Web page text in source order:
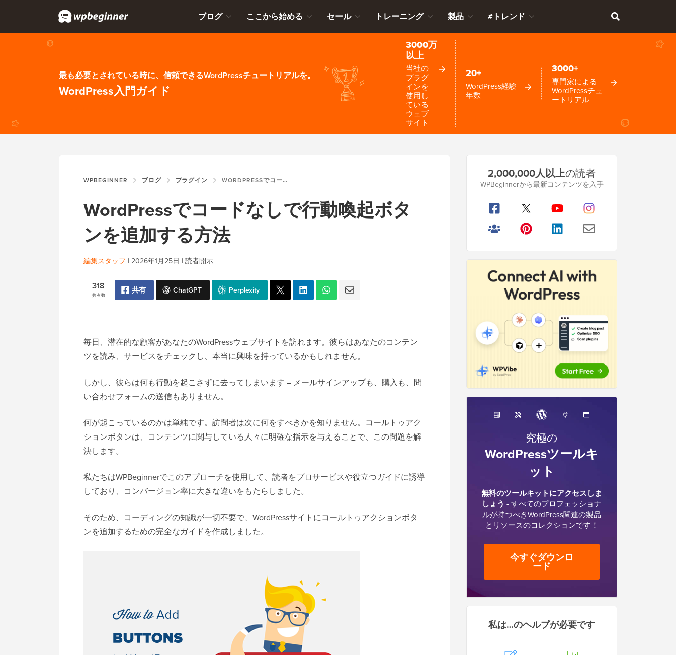
ブログ ここから始める セール トレーニング 製品 #トレンド
最も必要とされている時に、信頼できるWordPressチュートリアルを。
WordPress入門ガイド
3000万
以上
当社の
プラグ
インを
使用し
ている
ウェブ
サイト
20+
WordPress経験
年数
3000+
専門家による
WordPressチュ
ートリアル
WPBEGINNER ブログ プラグイン WORDPRESSでコードなしで行動喚起ボタンを追加する方法
WordPressでコードなしで行動喚起ボタ
ンを追加する方法
編集スタッフ | 2026年1月25日 | 読者開示
共有数
318 共有 ChatGPT Perplexity
毎日、潜在的な顧客があなたのWordPressウェブサイトを訪れます。彼らはあなたのコンテン
ツを読み、サービスをチェックし、本当に興味を持っているかもしれません。
しかし、彼らは何も行動を起こさずに去ってしまいます – メールサインアップも、購入も、問
い合わせフォームの送信もありません。
何が起こっているのかは単純です。訪問者は次に何をすべきかを知りません。コールトゥアク
ションボタンは、コンテンツに関与している人々に明確な指示を与えることで、この問題を解
決します。
私たちはWPBeginnerでこのアプローチを使用して、読者をプロサービスや役立つガイドに誘導
しており、コンバージョン率に大きな違いをもたらしました。
そのため、コーディングの知識が一切不要で、WordPressサイトにコールトゥアクションボタ
ンを追加するための完全なガイドを作成しました。
サ
ー
2,000,000人以上の読者
WPBeginnerから最新コンテンツを入手
究極の
WordPressツールキ
ット
無料のツールキットにアクセスしま
しょう - すべてのプロフェッショナ
ルが持つべきWordPress関連の製品
とリソースのコレクションです！
今すぐダウンロ
ード
私は…のヘルプが必要です